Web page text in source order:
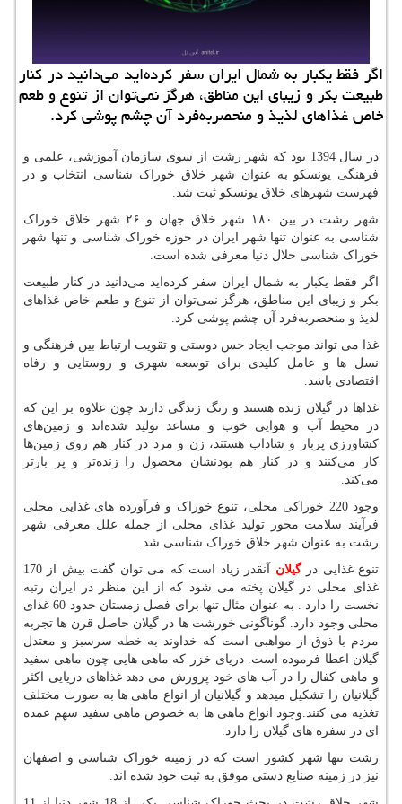
اگر فقط یكبار به شمال ایران سفر كرده‌اید می‌دانید در كنار
طبیعت بكر و زیبای این مناطق، هرگز نمی‌توان از تنوع و طعم
خاص غذا‌های لذیذ و منحصر‌به‌فرد آن چشم پوشی كرد.
در سال 1394 بود که شهر رشت از سوی سازمان آموزشی، علمی و
فرهنگی یونسکو به عنوان شهر خلاق خوراک شناسی انتخاب و در
فهرست شهرهای خلاق یونسکو ثبت شد.
شهر رشت در بین ۱۸۰ شهر خلاق جهان و ۲۶ شهر خلاق خوراک
شناسی به عنوان تنها شهر ایران در حوزه خوراک شناسی و تنها شهر
خوراک شناسی حلال دنیا معرفی شده است.
اگر فقط یکبار به شمال ایران سفر کرده‌اید می‌دانید در کنار طبیعت
بکر و زیبای این مناطق، هرگز نمی‌توان از تنوع و طعم خاص غذا‌های
لذیذ و منحصر‌به‌فرد آن چشم پوشی کرد.
غذا می تواند موجب ایجاد حس دوستی و تقویت ارتباط بین فرهنگی و
نسل ها و عامل کلیدی برای توسعه شهری و روستایی و رفاه
اقتصادی باشد.
غذاها در گیلان زنده هستند و رنگ زندگی دارند چون علاوه بر این ‌که
در محیط آب و هوایی خوب و مساعد تولید شده‌اند و ‌زمین‌های
کشاورزی پربار و شاداب هستند، زن و مرد در کنار هم روی زمین‌ها
کار می‌کنند و در کنار هم بودنشان محصول را زنده‌تر و پر بارتر
می‌کند.
وجود 220 خوراکی محلی، تنوع خوراک و فرآورده های غذایی محلی
فرآیند سلامت محور تولید غذای محلی از جمله علل معرفی شهر
رشت به عنوان شهر خلاق خوراک شناسی شد.
تنوع غذایی درگیلان
آنقدر زیاد است که می توان گفت بیش از 170
غذای محلی در گیلان پخته می شود که از این منظر در ایران رتبه
نخست را دارد . به عنوان مثال تنها برای فصل زمستان حدود 60 غذای
محلی وجود دارد. گوناگونی خورشت ها در گیلان حاصل قرن ها تجربه
مردم با ذوق از مواهبی است که خداوند به خطه سرسبز و معتدل
گیلان اعطا فرموده است. دریای خزر که ماهی هایی چون ماهی سفید
و ماهی کفال را در آب های خود پرورش می دهد غذاهای دریایی اکثر
گیلانیان را تشکیل میدهد و گیلانیان از انواع ماهی ها به صورت مختلف
تغذیه می کنند.وجود انواع ماهی ها به خصوص ماهی سفید سهم عمده
ای در سفره های گیلان را دارد.
رشت تنها شهر کشور است که در زمینه خوراک شناسی و اصفهان
نیز در زمینه صنایع دستی موفق به ثبت خود شده اند.